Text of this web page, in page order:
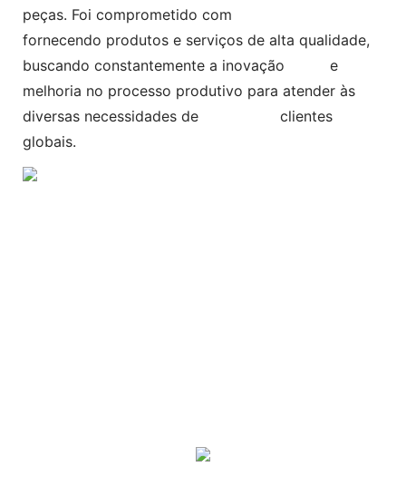
peças. Foi comprometido com
fornecendo produtos e serviços de alta qualidade,
buscando constantemente a inovação e
melhoria no processo produtivo para atender às
diversas necessidades de clientes
globais.